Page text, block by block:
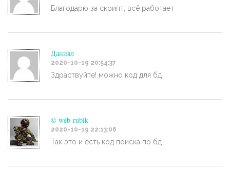
Благодарю за скрипт, всё работает
Даниял
2020-10-19 20:54:37
Здраствуйте! можно код для бд
© web-rubik
2020-10-19 22:13:06
Так это и есть код поиска по бд